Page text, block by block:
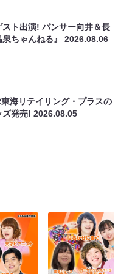
スト出演! パンサー向井＆長
泉ちゃんねる』2026.08.06
海リテイリング・プラスの
ズ発売!2026.08.05